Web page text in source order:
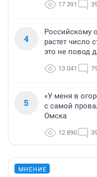
17 391
4
Российскому
растет число
это не повод
13 041
5
«У меня в
с самой
Омска
12 890
МНЕНИЕ